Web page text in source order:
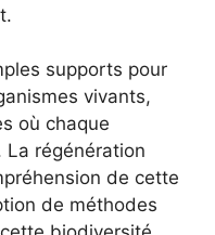
supports pour
vivants,
où chaque
La régénération
de cette
de méthodes